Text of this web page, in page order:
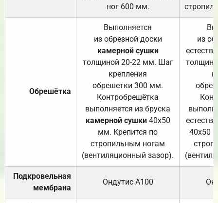
ног 600 мм.
Обрешётка
Выполняется
из обрезной доски
камерной сушки
толщиной 20-22 мм. Шаг
крепления
обрешетки 300 мм.
Контробрешётка
выполняется из бруска
камерной сушки40х50
мм. Крепится по
стропильным ногам
(вентиляционный зазор).
из
40х50
Подкровельная
мембрана
Ондутис А100